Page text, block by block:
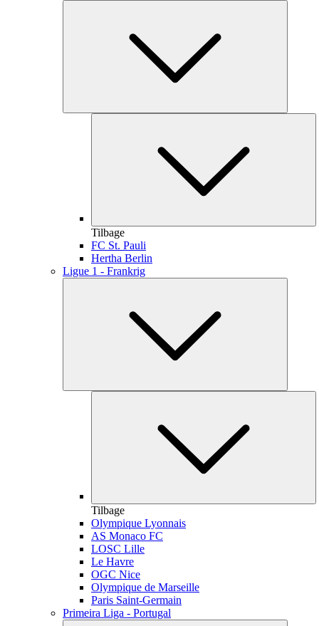
Tilbage
FC St. Pauli
Hertha Berlin
Ligue 1 - Frankrig
Tilbage
Olympique Lyonnais
AS Monaco FC
LOSC Lille
Le Havre
OGC Nice
Olympique de Marseille
Paris Saint-Germain
Primeira Liga - Portugal